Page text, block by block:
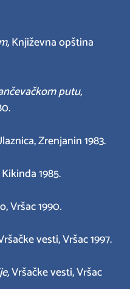
Književna opština
putu,
Zrenjanin 1983.
1985.
Vršac 1990.
vesti, Vršac 1997.
Vršačke vesti, Vršac